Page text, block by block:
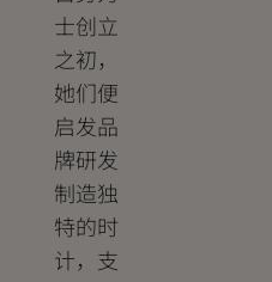
士创立
之初，
她们便
启发品
牌研发
制造独
特的时
计，支